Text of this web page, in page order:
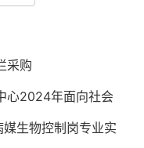
采购
心2024年面向社会
生物控制岗专业实